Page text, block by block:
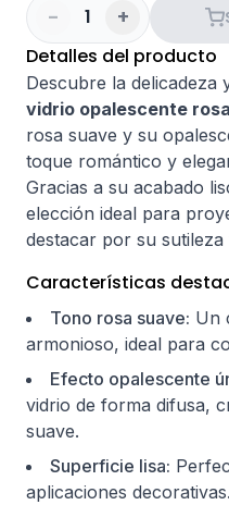
- 1 +
Detalles del producto
Descubre la delicadeza
vidrio opalescente rosa
rosa suave y su
toque romántico y
Gracias a su acabado
elección ideal para
destacar por su sutileza
Características
Tono rosa suave: Un
armonioso, ideal para
Efecto opalescente
vidrio de forma difusa,
suave.
Superficie lisa:
aplicaciones decorativas.